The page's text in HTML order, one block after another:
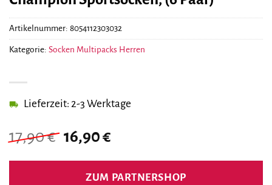
17,90€ Ursprünglicher
war:
16,90€Aktueller
ist:
Lieferzeit: 2-3 Werktage
ZUM PARTNERSHOP
Artikelnummer: 8054112303032
Kategorie: Socken Multipacks Herren